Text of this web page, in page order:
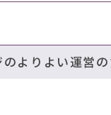
のよりよい運営